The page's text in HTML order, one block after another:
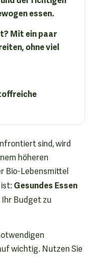
essen.
Mit ein paar
ohne viel
sind, wird
höheren
Bio-Lebensmittel
Gesundes Essen
Budget zu
wichtig. Nutzen Sie